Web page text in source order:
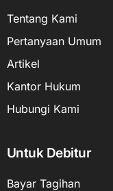
Tentang Kami
Pertanyaan Umum
Artikel
Kantor Hukum
Hubungi Kami
Untuk Debitur
Bayar Tagihan